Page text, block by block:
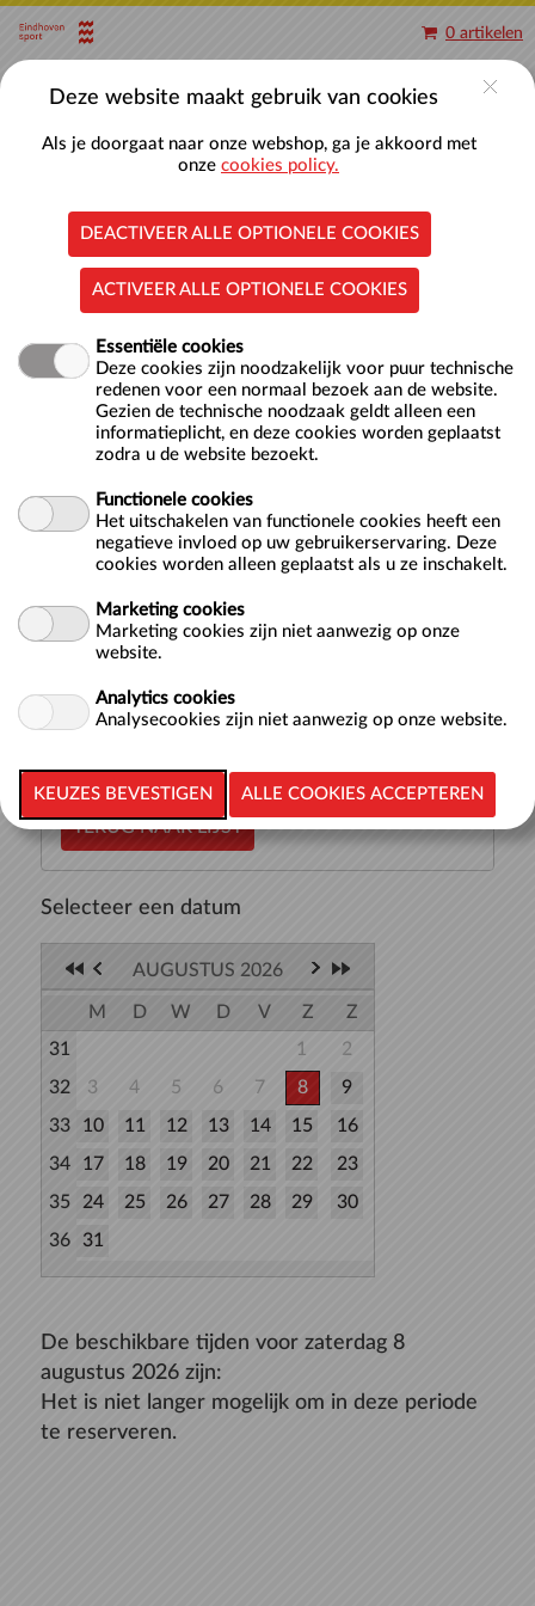
Naar hoofdinhoud
0 artikelen
Baantjes zwemmen 50-meterbaden
Locatie Nationaal Zwemcentrum De Tongelreep
5644 RX EINDHOVEN
NL
van onze 50-meterbaden: het Wedstrijdbad, Sportbad of
Trainingsbad. Bij iedere tijd waarop je kunt beginnen met
zwemmen staat aangegeven in welk bad het zwemmen
plaatsvindt. Je kunt t...
TERUG NAAR LIJST
Selecteer een datum
AUGUSTUS 2026
M D W D V Z
Z
31
1
2
32
3 4 5 6 7 8
9
33
10 11 12 13 14 15
16
34
17 18 19 20 21 22
23
35
24 25 26 27 28 29
30
36
31
De beschikbare tijden voor zaterdag 8
augustus 2026 zijn:
Het is niet langer mogelijk om in deze periode
te reserveren.
Deze website maakt gebruik van cookies
Als je doorgaat naar onze webshop, ga je akkoord met
onze cookies policy.
DEACTIVEER ALLE OPTIONELE COOKIES
ACTIVEER ALLE OPTIONELE COOKIES
Essentiële cookies
Deze cookies zijn noodzakelijk voor puur technische
redenen voor een normaal bezoek aan de website.
Gezien de technische noodzaak geldt alleen een
informatieplicht, en deze cookies worden geplaatst
zodra u de website bezoekt.
Functionele cookies
Het uitschakelen van functionele cookies heeft een
negatieve invloed op uw gebruikerservaring. Deze
cookies worden alleen geplaatst als u ze inschakelt.
Marketing cookies
Marketing cookies zijn niet aanwezig op onze
website.
Analytics cookies
Analysecookies zijn niet aanwezig op onze website.